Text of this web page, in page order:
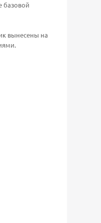
базовой
вынесены на